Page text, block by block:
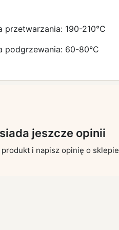
przetwarzania: 190-210°C
podgrzewania: 60-80°C
jeszcze opinii
i napisz opinię o sklepie